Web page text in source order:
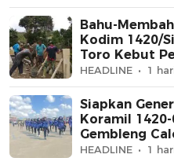
Bahu-
Kodim 1420/
Toro Kebut
Jembatan
HEADLINE 1
Siapkan
Koramil
Gembleng
Kecamatan
HEADLINE 1